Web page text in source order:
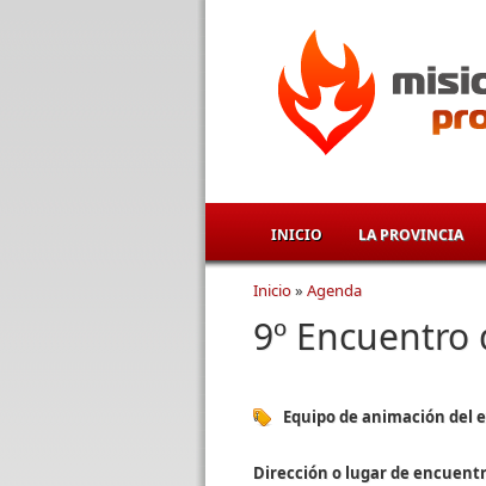
INICIO LA PROVINCIA
Se encuentra
Inicio» Agenda
9º Encuentro
Equipo de animación del
Dirección o lugar de